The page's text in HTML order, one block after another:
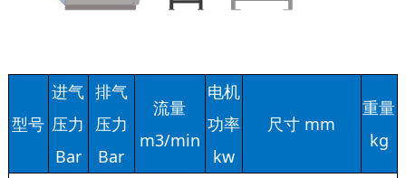
型号
进气
压力
Bar
排气
压力
Bar
流量
m3/min
电机
功率
kw
尺寸 mm
重量
kg